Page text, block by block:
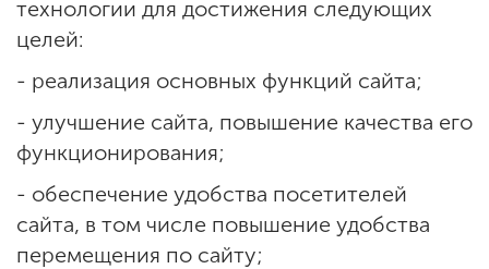
технологии для достижения следующих
целей:
- реализация основных функций сайта;
- улучшение сайта, повышение качества его
функционирования;
- обеспечение удобства посетителей
сайта, в том числе повышение удобства
перемещения по сайту;